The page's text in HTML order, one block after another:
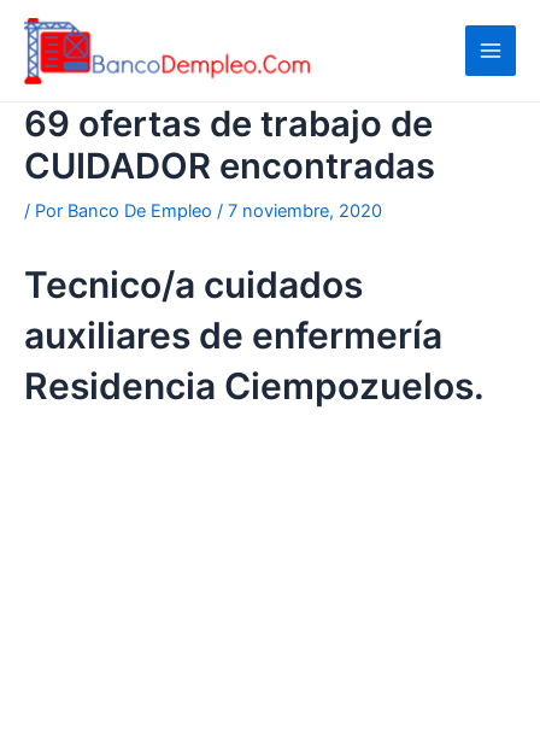
contenido
69 ofertas de trabajo de
CUIDADOR encontradas
/ Por Banco De Empleo / 7 noviembre, 2020
Tecnico/a cuidados
auxiliares de enfermería
Residencia Ciempozuelos.